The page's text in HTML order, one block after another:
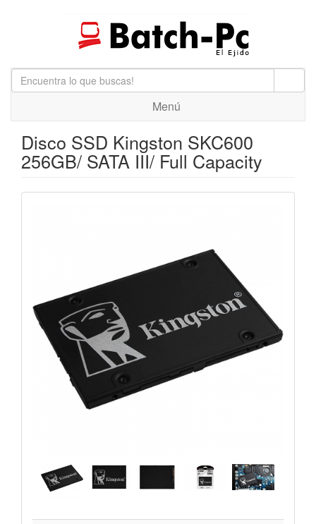
Menú
Disco SSD Kingston SKC600
256GB/ SATA III/ Full Capacity